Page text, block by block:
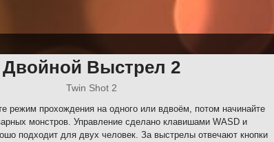
Двойной Выстрел 2
Twin Shot 2
режим прохождения на одного или вдвоём, потом начинайте
монстров. Управление сделано клавишами WASD и
подходит для двух человек. За выстрелы отвечают кнопки